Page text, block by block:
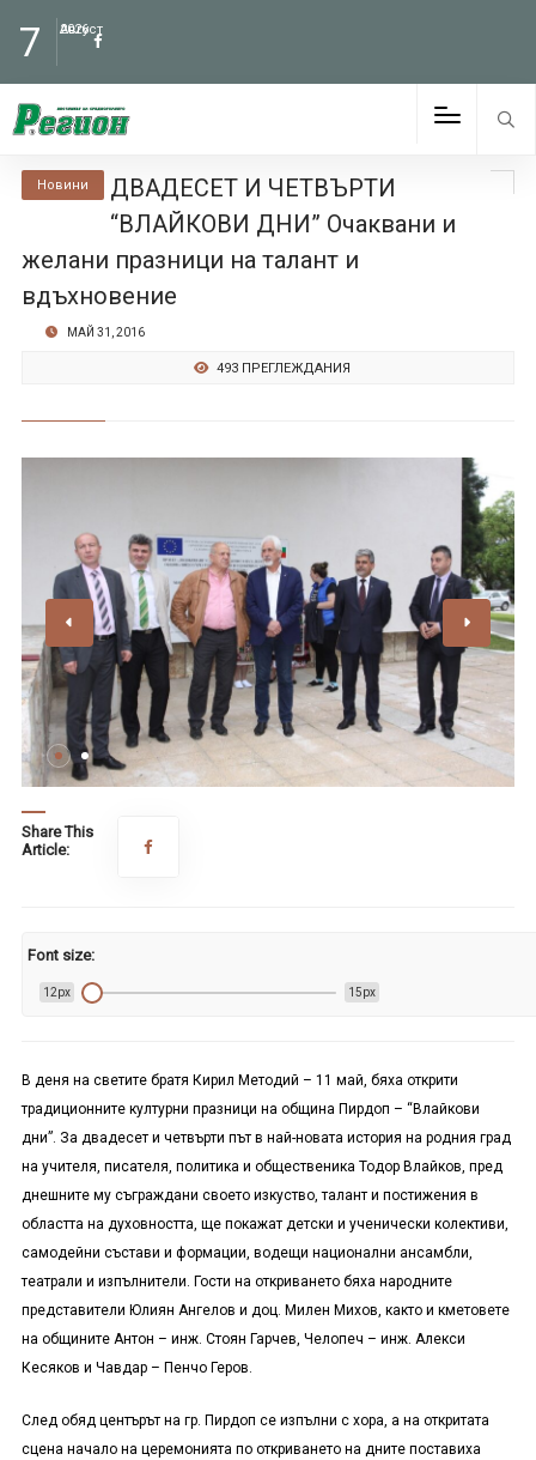
7 Август
2026
Новини
ДВАДЕСЕТ И ЧЕТВЪРТИ
“ВЛАЙКОВИ ДНИ” Очаквани и
желани празници на талант и
вдъхновение
МАЙ 31, 2016
493 ПРЕГЛЕЖДАНИЯ
Share This
Article:
Font size:
12px 15px
В деня на светите братя Кирил Методий – 11 май, бяха открити
традиционните културни празници на община Пирдоп – “Влайкови
дни”. За двадесет и четвърти път в най-новата история на родния град
на учителя, писателя, политика и общественика Тодор Влайков, пред
днешните му съграждани своето изкуство, талант и постижения в
областта на духовността, ще покажат детски и ученически колективи,
самодейни състави и формации, водещи национални ансамбли,
театрали и изпълнители. Гости на откриването бяха народните
представители Юлиян Ангелов и доц. Милен Михов, както и кметовете
на общините Антон – инж. Стоян Гарчев, Челопеч – инж. Алекси
Кесяков и Чавдар – Пенчо Геров.
След обяд центърът на гр. Пирдоп се изпълни с хора, а на откритата
сцена начало на церемонията по откриването на дните поставиха